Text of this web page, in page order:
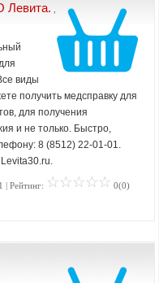
Левита.
виды
получить медсправку для
для получения
и не только. Быстро,
8 (8512) 22-01-01.
| Рейтинг:
0(0)